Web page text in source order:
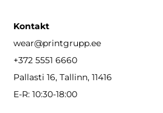
Kontakt
wear@printgrupp.ee
+372 5551 6660
Pallasti 16, Tallinn, 11416
E-R: 10:30-18:00